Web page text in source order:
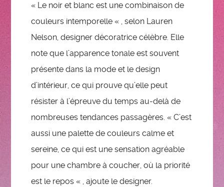
« Le noir et blanc est une combinaison de
couleurs intemporelle « , selon Lauren
Nelson, designer décoratrice célèbre. Elle
note que l’apparence tonale est souvent
présente dans la mode et le design
d’intérieur, ce qui prouve qu’elle peut
résister à l’épreuve du temps au-delà de
nombreuses tendances passagères. « C’est
aussi une palette de couleurs calme et
sereine, ce qui est une sensation agréable
pour une chambre à coucher, où la priorité
est le repos « , ajoute le designer.